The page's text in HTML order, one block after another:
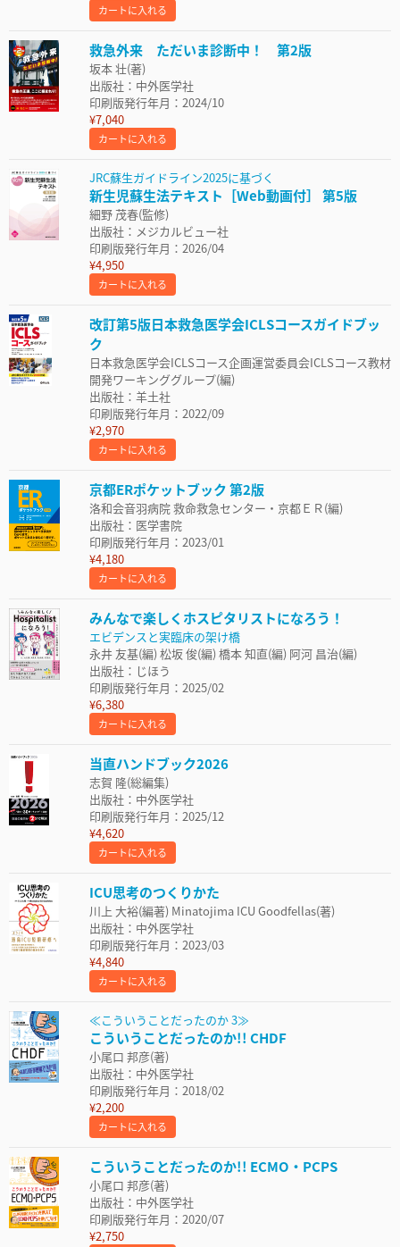
カートに入れる
救急外来 ただいま診断中！ 第2版
坂本 壮(著)
出版社：中外医学社
印刷版発行年月：2024/10
¥7,040
カートに入れる
JRC蘇生ガイドライン2025に基づく
新生児蘇生法テキスト［Web動画付］ 第5版
細野 茂春(監修)
出版社：メジカルビュー社
印刷版発行年月：2026/04
¥4,950
カートに入れる
改訂第5版日本救急医学会ICLSコースガイドブッ
ク
日本救急医学会ICLSコース企画運営委員会ICLSコース教材
開発ワーキンググループ(編)
出版社：羊土社
印刷版発行年月：2022/09
¥2,970
カートに入れる
京都ERポケットブック 第2版
洛和会音羽病院 救命救急センター・京都ＥＲ(編)
出版社：医学書院
印刷版発行年月：2023/01
¥4,180
カートに入れる
みんなで楽しくホスピタリストになろう！
エビデンスと実臨床の架け橋
永井 友基(編) 松坂 俊(編) 橋本 知直(編) 阿河 昌治(編)
出版社：じほう
印刷版発行年月：2025/02
¥6,380
カートに入れる
当直ハンドブック2026
志賀 隆(総編集)
出版社：中外医学社
印刷版発行年月：2025/12
¥4,620
カートに入れる
ICU思考のつくりかた
川上 大裕(編著) Minatojima ICU Goodfellas(著)
出版社：中外医学社
印刷版発行年月：2023/03
¥4,840
カートに入れる
≪こういうことだったのか 3≫
こういうことだったのか!! CHDF
小尾口 邦彦(著)
出版社：中外医学社
印刷版発行年月：2018/02
¥2,200
カートに入れる
こういうことだったのか!! ECMO・PCPS
小尾口 邦彦(著)
出版社：中外医学社
印刷版発行年月：2020/07
¥2,750